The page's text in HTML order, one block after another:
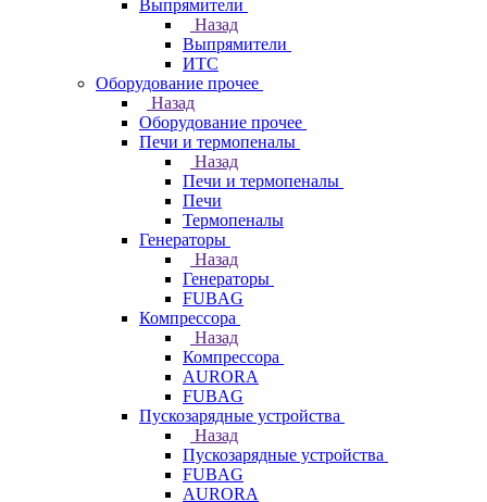
Выпрямители
Назад
Выпрямители
ИТС
Оборудование прочее
Назад
Оборудование прочее
Печи и термопеналы
Назад
Печи и термопеналы
Печи
Термопеналы
Генераторы
Назад
Генераторы
FUBAG
Компрессора
Назад
Компрессора
AURORA
FUBAG
Пускозарядные устройства
Назад
Пускозарядные устройства
FUBAG
AURORA